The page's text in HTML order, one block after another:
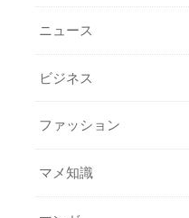
ニュース
ビジネス
ファッション
マメ知識